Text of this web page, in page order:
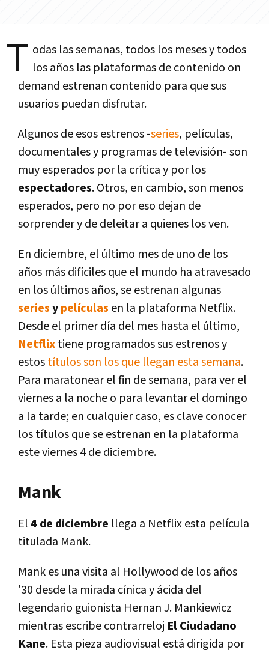
T odas las semanas, todos los meses y todos
los años las plataformas de contenido on
demand estrenan contenido para que sus
usuarios puedan disfrutar.
Algunos de esos estrenos -series, películas,
documentales y programas de televisión- son
muy esperados por la crítica y por los
espectadores. Otros, en cambio, son menos
esperados, pero no por eso dejan de
sorprender y de deleitar a quienes los ven.
En diciembre, el último mes de uno de los
años más difíciles que el mundo ha atravesado
en los últimos años, se estrenan algunas
seriesypelículas en la plataforma Netflix.
Desde el primer día del mes hasta el último,
Netflixtiene programados sus estrenos y
estostítulos son los que llegan esta semana.
Para maratonear el fin de semana, para ver el
viernes a la noche o para levantar el domingo
a la tarde; en cualquier caso, es clave conocer
los títulos que se estrenan en la plataforma
este viernes 4 de diciembre.
Mank
El4 de diciembre llega a Netflix esta película
titulada Mank.
Mank es una visita al Hollywood de los años
'30 desde la mirada cínica y ácida del
legendario guionista Hernan J. Mankiewicz
mientras escribe contrarreloj El Ciudadano
Kane. Esta pieza audiovisual está dirigida por